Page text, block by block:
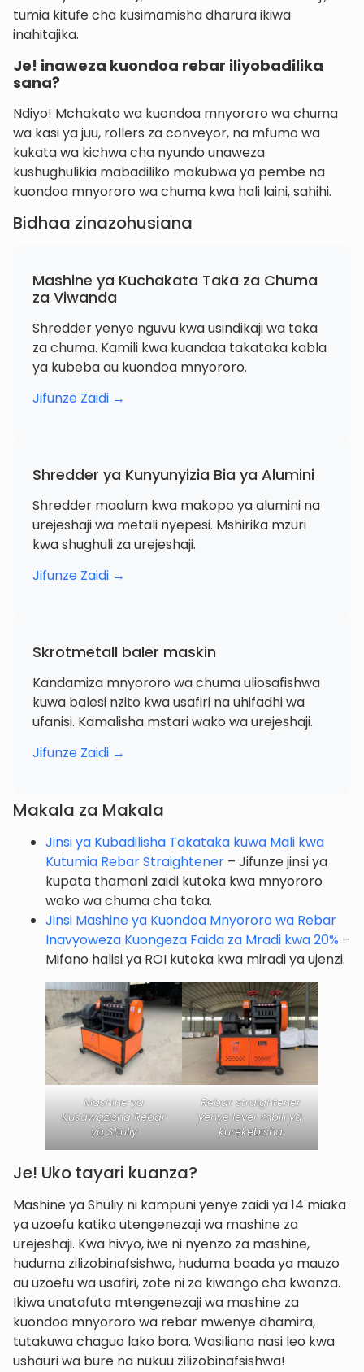
tumia kitufe cha kusimamisha dharura ikiwa
inahitajika.
Je! inaweza kuondoa rebar iliyobadilika
sana?
Ndiyo! Mchakato wa kuondoa mnyororo wa chuma
wa kasi ya juu, rollers za conveyor, na mfumo wa
kukata wa kichwa cha nyundo unaweza
kushughulikia mabadiliko makubwa ya pembe na
kuondoa mnyororo wa chuma kwa hali laini, sahihi.
Bidhaa zinazohusiana
Mashine ya Kuchakata Taka za Chuma
za Viwanda
Shredder yenye nguvu kwa usindikaji wa taka
za chuma. Kamili kwa kuandaa takataka kabla
ya kubeba au kuondoa mnyororo.
Jifunze Zaidi →
Shredder ya Kunyunyizia Bia ya Alumini
Shredder maalum kwa makopo ya alumini na
urejeshaji wa metali nyepesi. Mshirika mzuri
kwa shughuli za urejeshaji.
Jifunze Zaidi →
Skrotmetall baler maskin
Kandamiza mnyororo wa chuma uliosafishwa
kuwa balesi nzito kwa usafiri na uhifadhi wa
ufanisi. Kamalisha mstari wako wa urejeshaji.
Jifunze Zaidi →
Makala za Makala
Jinsi ya Kubadilisha Takataka kuwa Mali kwa
Kutumia Rebar Straightener – Jifunze jinsi ya
kupata thamani zaidi kutoka kwa mnyororo
wako wa chuma cha taka.
Jinsi Mashine ya Kuondoa Mnyororo wa Rebar
Inavyoweza Kuongeza Faida za Mradi kwa 20% –
Mifano halisi ya ROI kutoka kwa miradi ya ujenzi.
Mashine ya
Kusawazisha Rebar
ya Shuliy
Rebar straightener
yenye lever mbili ya
kurekebisha
Je! Uko tayari kuanza?
Mashine ya Shuliy ni kampuni yenye zaidi ya 14 miaka
ya uzoefu katika utengenezaji wa mashine za
urejeshaji. Kwa hivyo, iwe ni nyenzo za mashine,
huduma zilizobinafsishwa, huduma baada ya mauzo
au uzoefu wa usafiri, zote ni za kiwango cha kwanza.
Ikiwa unatafuta mtengenezaji wa mashine za
kuondoa mnyororo wa rebar mwenye dhamira,
tutakuwa chaguo lako bora. Wasiliana nasi leo kwa
ushauri wa bure na nukuu zilizobinafsishwa!